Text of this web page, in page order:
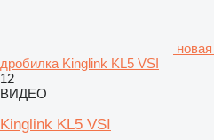
дробилка Kinglink KL5 VSI
12
ВИДЕО
Kinglink KL5 VSI